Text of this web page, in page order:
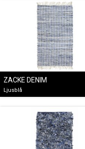
ZACKE DENIM
Ljusblå